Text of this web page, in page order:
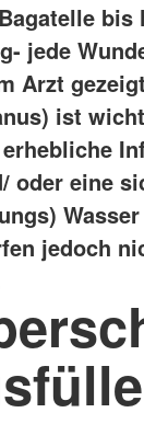
jede
Arzt
ist
oder eine
jedoch